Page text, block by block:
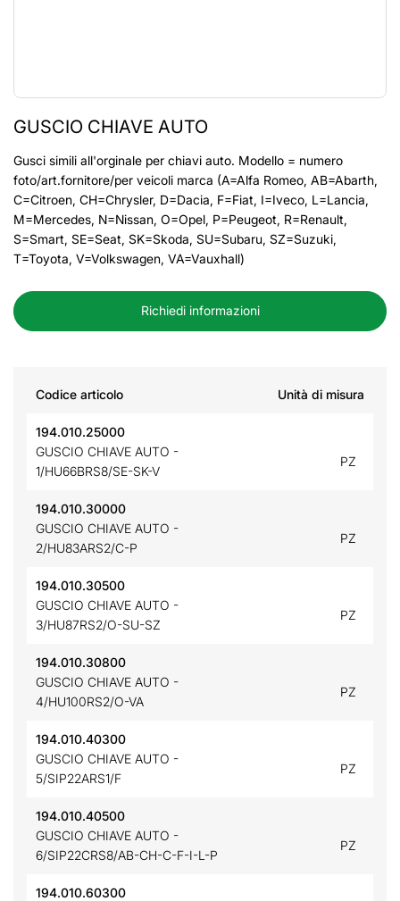
GUSCIO CHIAVE AUTO
Gusci simili all'orginale per chiavi auto. Modello = numero
foto/art.fornitore/per veicoli marca (A=Alfa Romeo, AB=Abarth,
C=Citroen, CH=Chrysler, D=Dacia, F=Fiat, I=Iveco, L=Lancia,
M=Mercedes, N=Nissan, O=Opel, P=Peugeot, R=Renault,
S=Smart, SE=Seat, SK=Skoda, SU=Subaru, SZ=Suzuki,
T=Toyota, V=Volkswagen, VA=Vauxhall)
Richiedi informazioni
Codice articolo Unità di misura
194.010.25000
GUSCIO CHIAVE AUTO -
1/HU66BRS8/SE-SK-V
PZ
194.010.30000
GUSCIO CHIAVE AUTO -
2/HU83ARS2/C-P
PZ
194.010.30500
GUSCIO CHIAVE AUTO -
3/HU87RS2/O-SU-SZ
PZ
194.010.30800
GUSCIO CHIAVE AUTO -
4/HU100RS2/O-VA
PZ
194.010.40300
GUSCIO CHIAVE AUTO -
5/SIP22ARS1/F
PZ
194.010.40500
GUSCIO CHIAVE AUTO -
6/SIP22CRS8/AB-CH-C-F-I-L-P
PZ
194.010.60300